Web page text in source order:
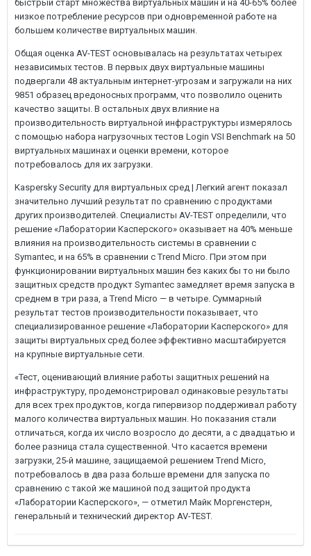
быстрый старт множества виртуальных машин и на 40-65% более
низкое потребление ресурсов при одновременной работе на
большем количестве виртуальных машин.
Общая оценка AV-TEST основывалась на результатах четырех
независимых тестов. В первых двух виртуальные машины
подвергали 48 актуальным интернет-угрозам и загружали на них
9851 образец вредоносных программ, что позволило оценить
качество защиты. В остальных двух влияние на
производительность виртуальной инфраструктуры измерялось
с помощью набора нагрузочных тестов Login VSI Benchmark на 50
виртуальных машинах и оценки времени, которое
потребовалось для их загрузки.
Kaspersky Security для виртуальных сред | Легкий агент показал
значительно лучший результат по сравнению с продуктами
других производителей. Специалисты AV-TEST определили, что
решение «Лаборатории Касперского» оказывает на 40% меньше
влияния на производительность системы в сравнении с
Symantec, и на 65% в сравнении с Trend Micro. При этом при
функционировании виртуальных машин без каких бы то ни было
защитных средств продукт Symantec замедляет время запуска в
среднем в три раза, а Trend Micro — в четыре. Суммарный
результат тестов производительности показывает, что
специализированное решение «Лаборатории Касперского» для
защиты виртуальных сред более эффективно масштабируется
на крупные виртуальные сети.
«Тест, оценивающий влияние работы защитных решений на
инфраструктуру, продемонстрировал одинаковые результаты
для всех трех продуктов, когда гипервизор поддерживал работу
малого количества виртуальных машин. Но показания стали
отличаться, когда их число возросло до десяти, а с двадцатью и
более разница стала существенной. Что касается времени
загрузки, 25-й машине, защищаемой решением Trend Micro,
потребовалось в два раза больше времени для запуска по
сравнению с такой же машиной под защитой продукта
«Лаборатории Касперского», — отметил Майк Моргенстерн,
генеральный и технический директор AV-TEST.